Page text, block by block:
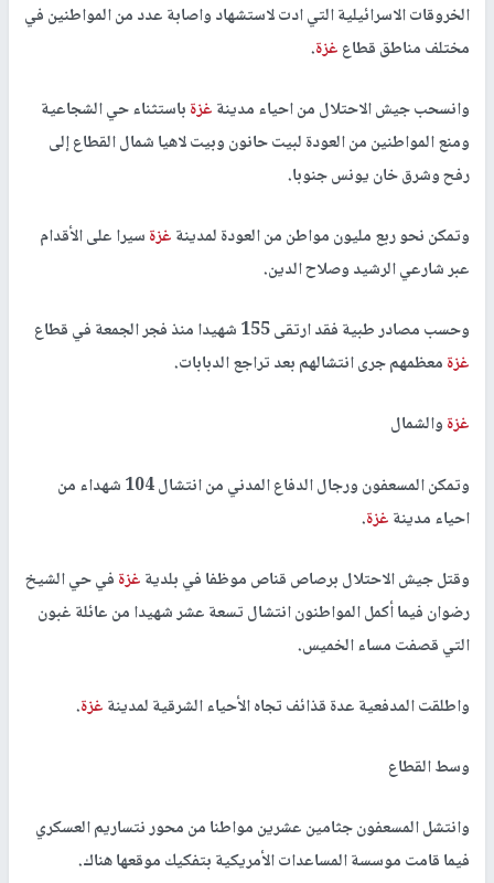
الخروقات الاسرائيلية التي ادت لاستشهاد واصابة عدد من المواطنين في
مختلف مناطق قطاعغزة.
وانسحب جيش الاحتلال من احياء مدينةغزةباستثناء حي الشجاعية
ومنع المواطنين من العودة لبيت حانون وبيت لاهيا شمال القطاع إلى
رفح وشرق خان يونس جنوبا.
وتمكن نحو ربع مليون مواطن من العودة لمدينةغزةسيرا على الأقدام
عبر شارعي الرشيد وصلاح الدين.
وحسب مصادر طبية فقد ارتقى 155 شهيدا منذ فجر الجمعة في قطاع
غزةمعظمهم جرى انتشالهم بعد تراجع الدبابات.
غزةوالشمال
وتمكن المسعفون ورجال الدفاع المدني من انتشال 104 شهداء من
احياء مدينةغزة.
وقتل جيش الاحتلال برصاص قناص موظفا في بلديةغزةفي حي الشيخ
رضوان فيما أكمل المواطنون انتشال تسعة عشر شهيدا من عائلة غبون
التي قصفت مساء الخميس.
واطلقت المدفعية عدة قذائف تجاه الأحياء الشرقية لمدينةغزة.
وسط القطاع
وانتشل المسعفون جثامين عشرين مواطنا من محور نتساريم العسكري
فيما قامت موسسة المساعدات الأمريكية بتفكيك موقعها هناك.